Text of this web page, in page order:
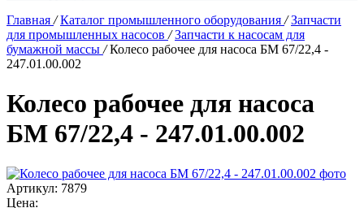
Главная / Каталог промышленного оборудования / Запчасти
для промышленных насосов / Запчасти к насосам для
бумажной массы / Колесо рабочее для насоса БМ 67/22,4 -
247.01.00.002
Колесо рабочее для насоса
БМ 67/22,4 - 247.01.00.002
Артикул: 7879
Цена: